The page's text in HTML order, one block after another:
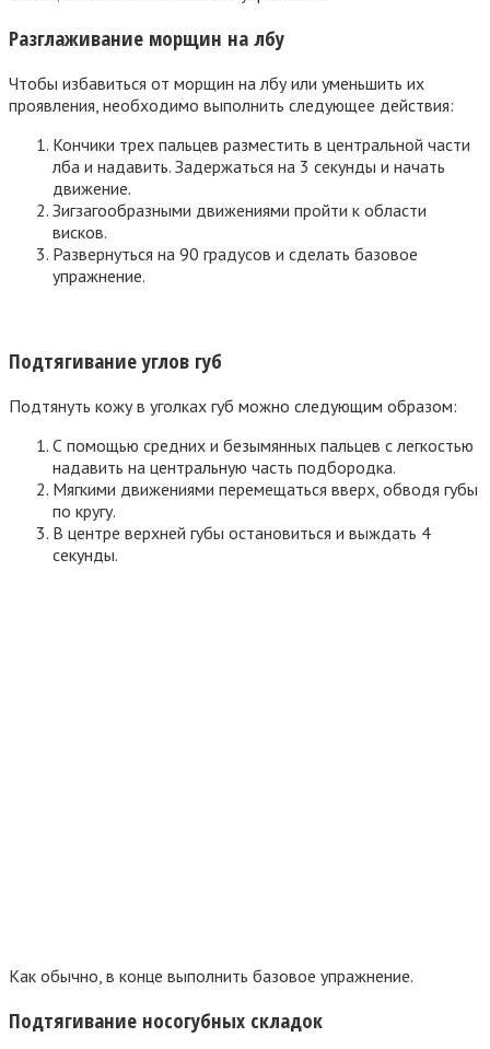
Разглаживание морщин на лбу
Чтобы избавиться от морщин на лбу или уменьшить их
проявления, необходимо выполнить следующее действия:
Кончики трех пальцев разместить в центральной части
лба и надавить. Задержаться на 3 секунды и начать
движение.
Зигзагообразными движениями пройти к области
висков.
Развернуться на 90 градусов и сделать базовое
упражнение.
Подтягивание углов губ
Подтянуть кожу в уголках губ можно следующим образом:
С помощью средних и безымянных пальцев с легкостью
надавить на центральную часть подбородка.
Мягкими движениями перемещаться вверх, обводя губы
по кругу.
В центре верхней губы остановиться и выждать 4
секунды.
Как обычно, в конце выполнить базовое упражнение.
Подтягивание носогубных складок